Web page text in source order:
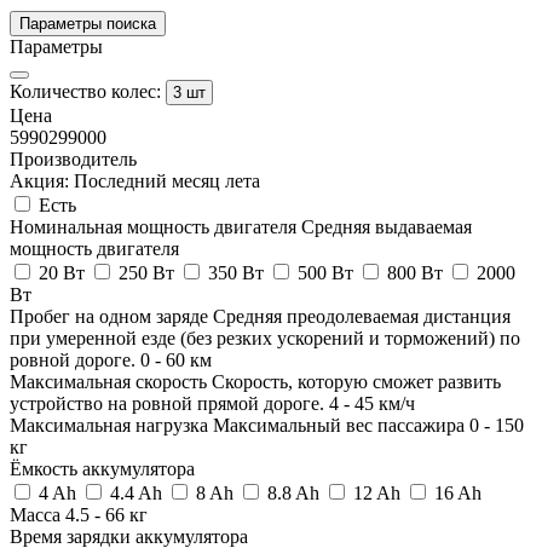
Параметры поиска
Параметры
Количество колес: 3 шт
Цена
5990299000
Производитель
Акция: Последний месяц лета
Есть
Номинальная мощность двигателя Средняя выдаваемая
мощность двигателя
20 Вт
250 Вт 350 Вт 500 Вт 800 Вт
2000
Вт
Пробег на одном заряде Средняя преодолеваемая дистанция
при умеренной езде (без резких ускорений и торможений) по
ровной дороге. 0 - 60 км
Максимальная скорость Скорость, которую сможет развить
устройство на ровной прямой дороге. 4 - 45 км/ч
Максимальная нагрузка Максимальный вес пассажира 0 - 150
кг
Ёмкость аккумулятора
4 Ah
4.4 Ah 8 Ah 8.8 Ah 12 Ah
16 Ah
Масса 4.5 - 66 кг
Время зарядки аккумулятора